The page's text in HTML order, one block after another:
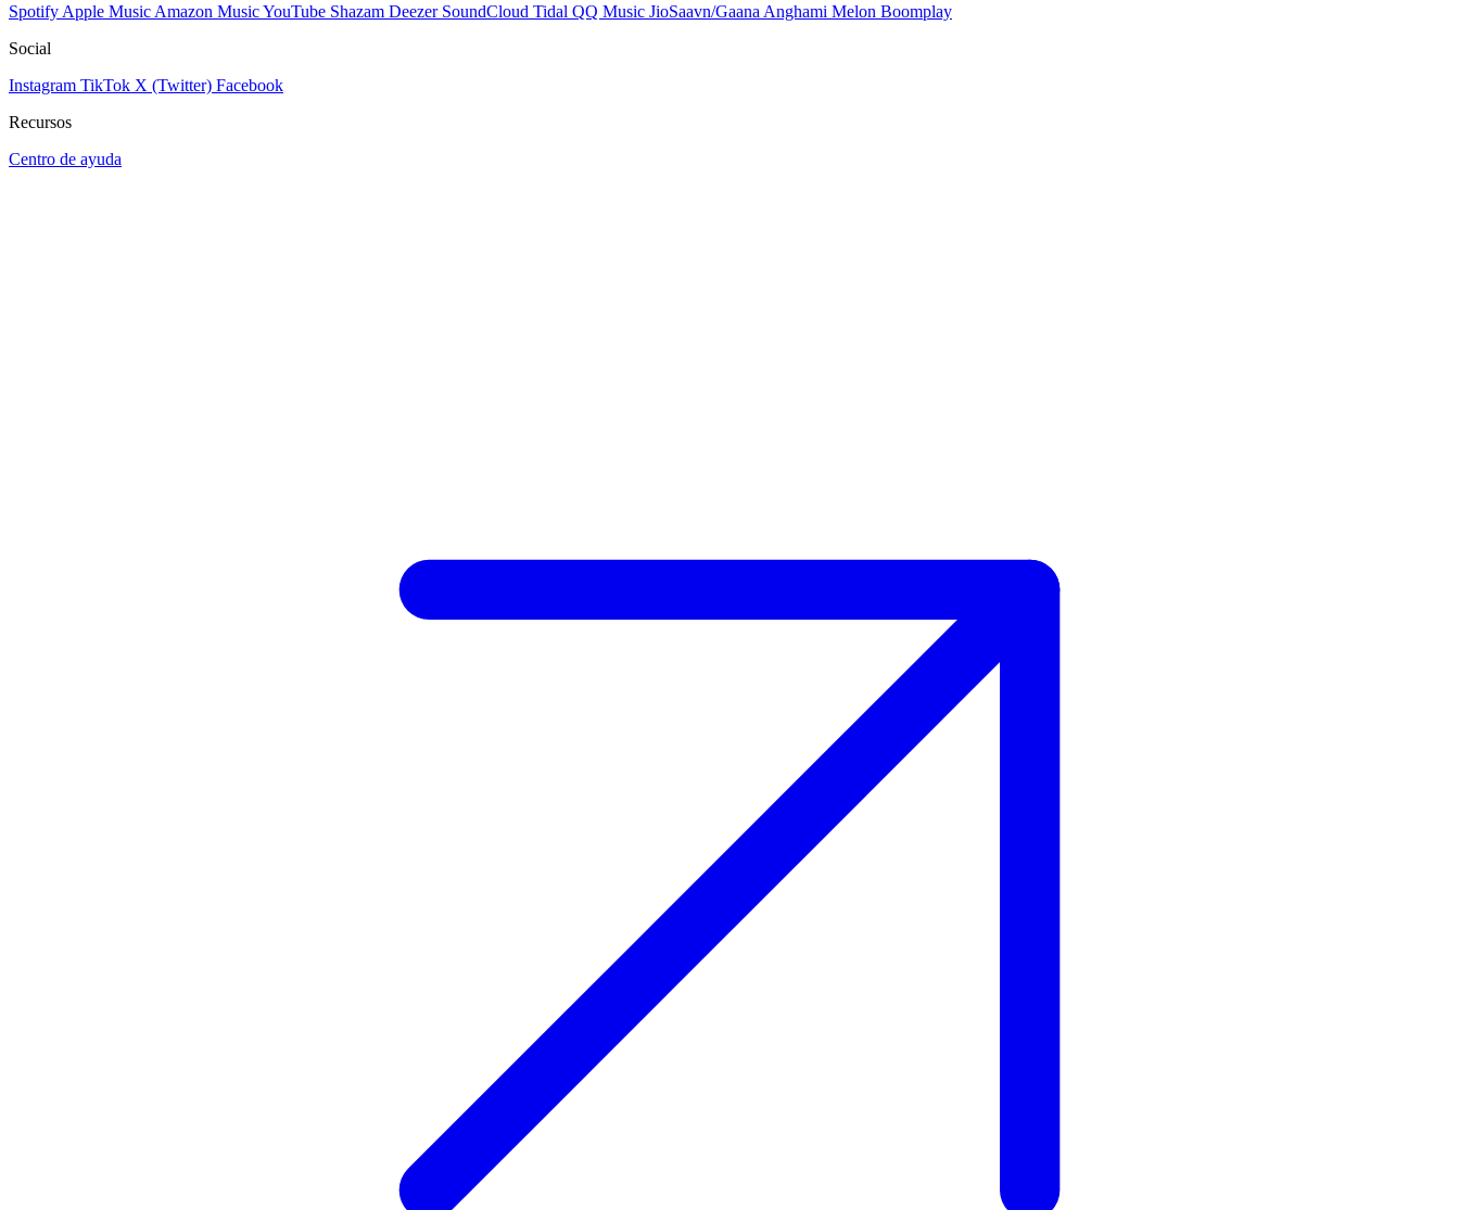
Spotify Apple Music Amazon MusicYouTube Shazam Deezer SoundCloud Tidal QQ Music JioSaavn/Gaana Anghami Melon Boomplay
Social
Instagram TikTok X (Twitter) Facebook
Recursos
Centro de ayuda